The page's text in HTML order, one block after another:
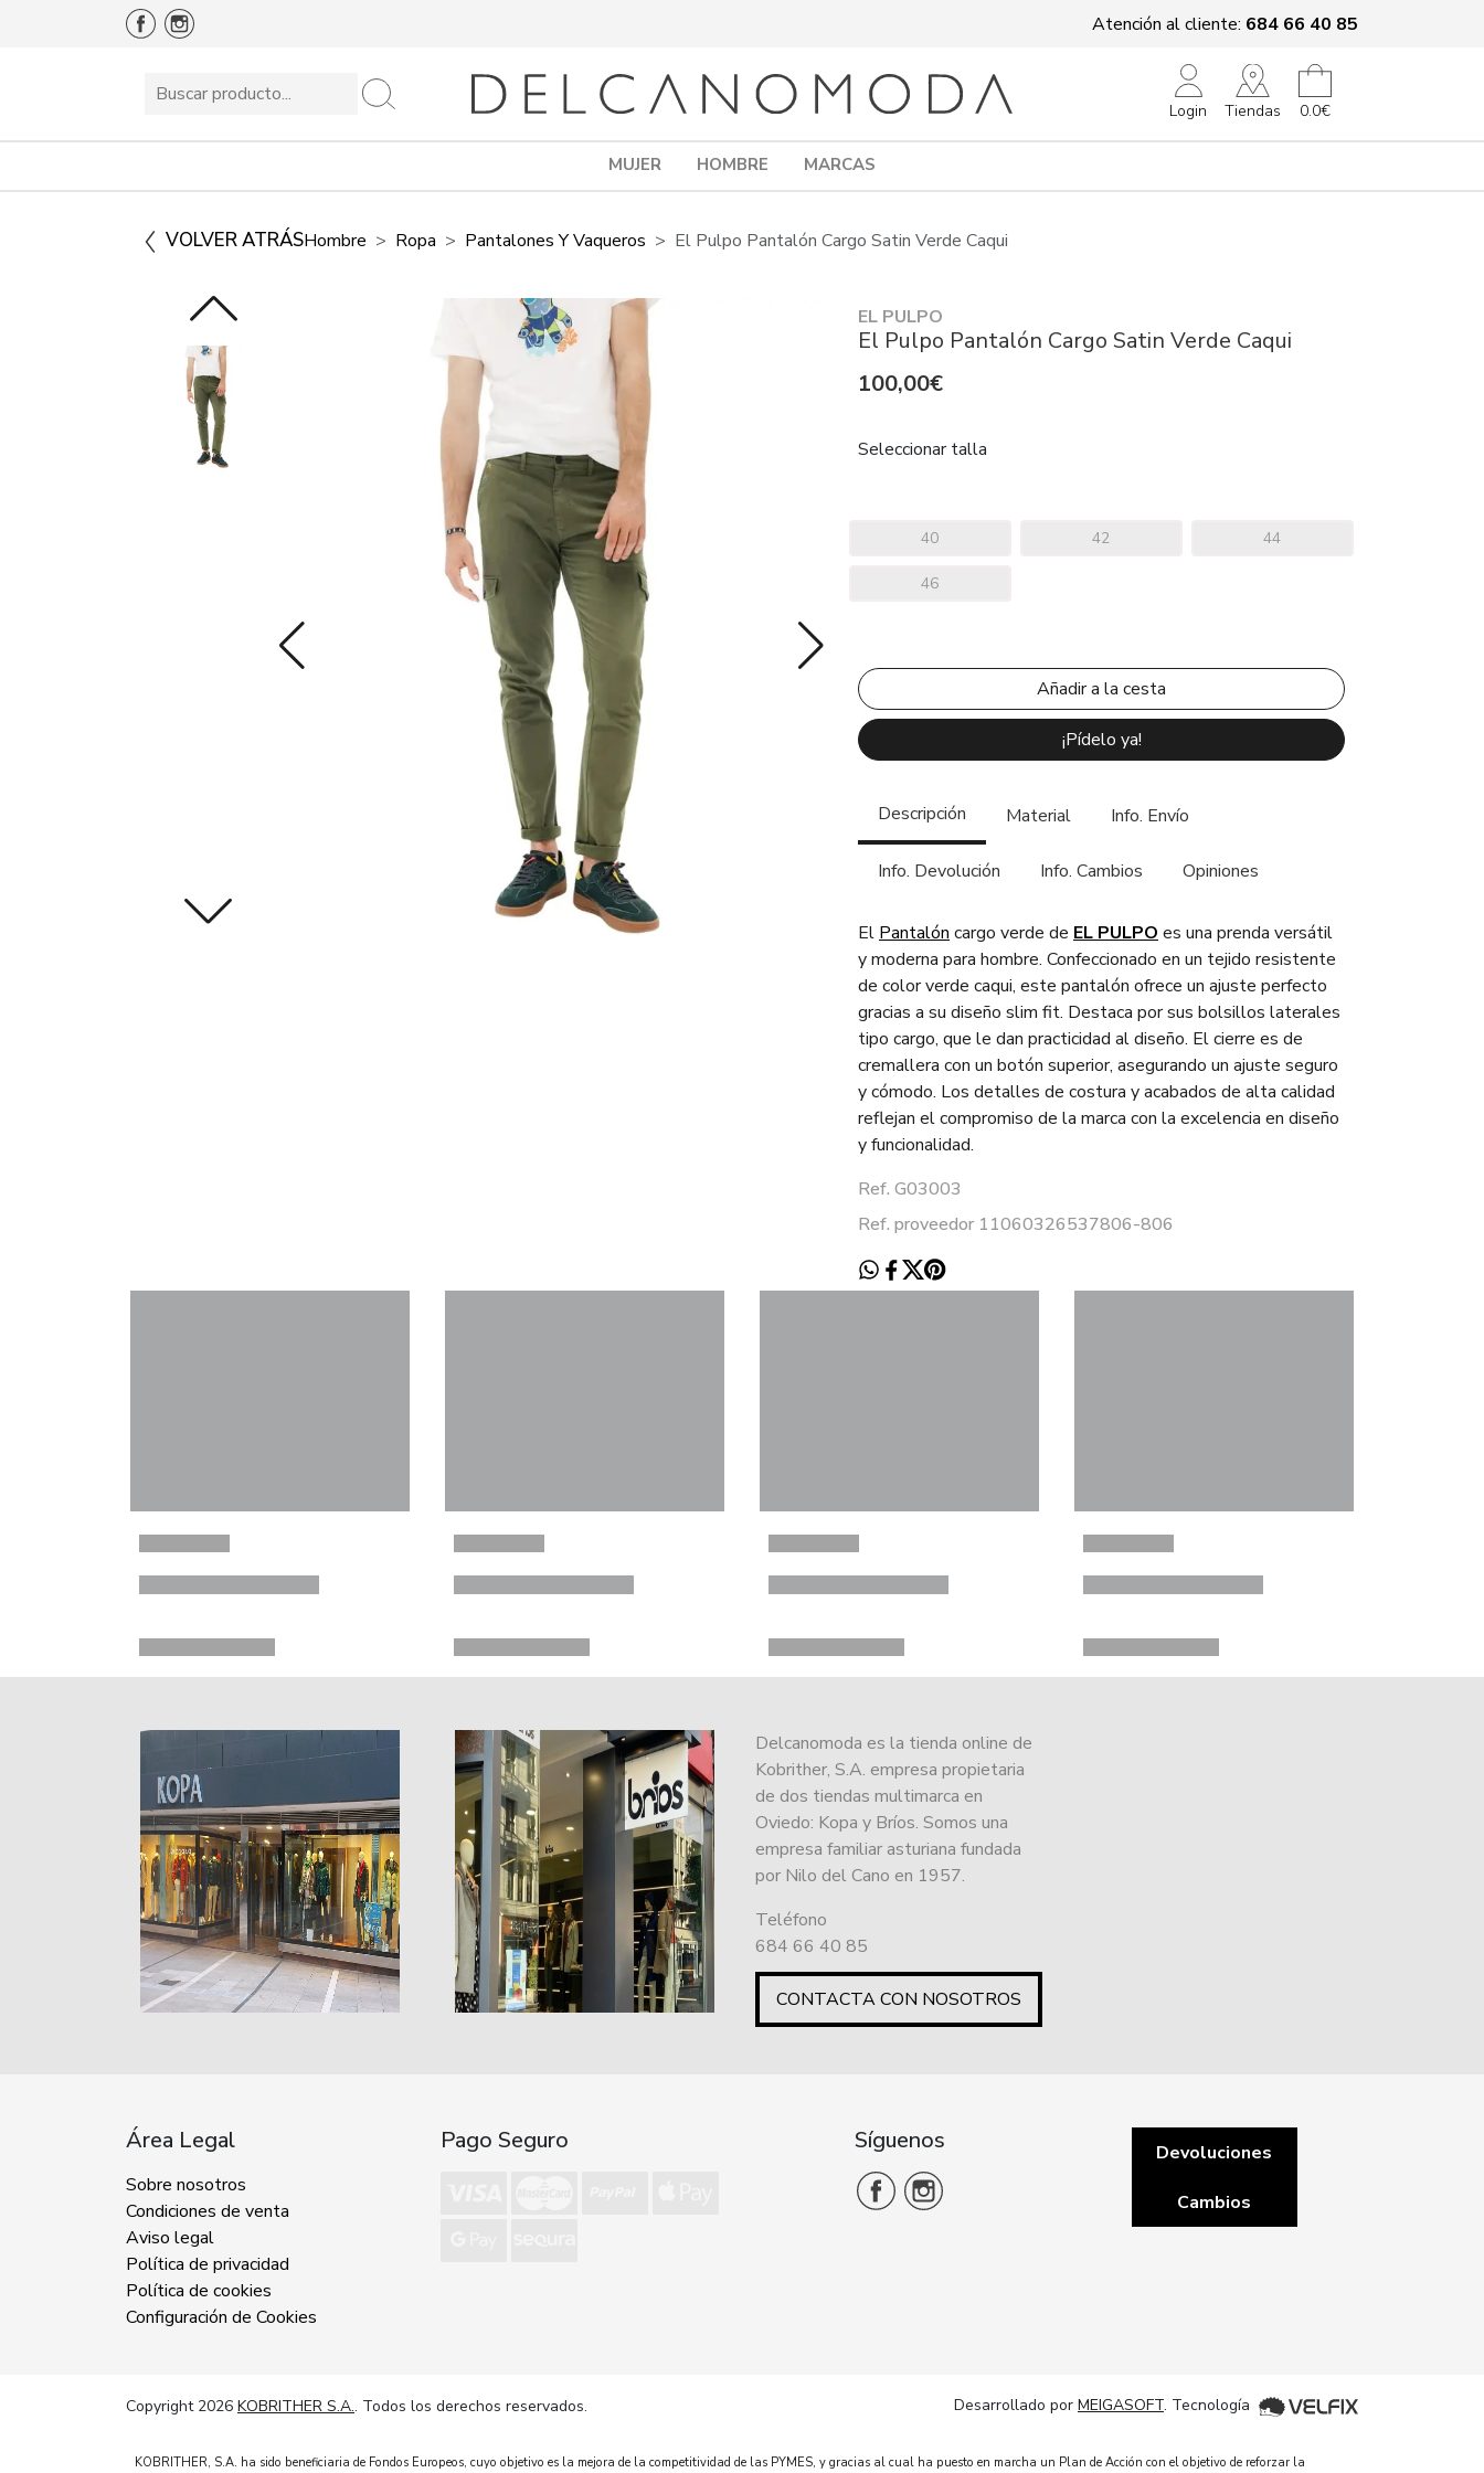
Atención al cliente: 684 66 40 85
Login Tiendas 0.0€
MUJER HOMBRE MARCAS
VOLVER ATRÁSHombre Ropa Pantalones Y Vaqueros El Pulpo Pantalón Cargo Satin Verde Caqui
EL PULPO
El Pulpo Pantalón Cargo Satin Verde Caqui
100,00€
Seleccionar talla
40 42 44
46
¡Pídelo ya!
Descripción Material Info. Envío
Info. Devolución Info. Cambios Opiniones
El Pantalón cargo verde de EL PULPO es una prenda versátil
y moderna para hombre. Confeccionado en un tejido resistente
de color verde caqui, este pantalón ofrece un ajuste perfecto
gracias a su diseño slim fit. Destaca por sus bolsillos laterales
tipo cargo, que le dan practicidad al diseño. El cierre es de
cremallera con un botón superior, asegurando un ajuste seguro
y cómodo. Los detalles de costura y acabados de alta calidad
reflejan el compromiso de la marca con la excelencia en diseño
y funcionalidad.
Ref. G03003
Ref. proveedor 11060326537806-806
Delcanomoda es la tienda online de
Kobrither, S.A. empresa propietaria
de dos tiendas multimarca en
Oviedo: Kopa y Bríos. Somos una
empresa familiar asturiana fundada
por Nilo del Cano en 1957.
Teléfono
684 66 40 85
CONTACTA CON NOSOTROS
Área Legal
Sobre nosotros
Condiciones de venta
Aviso legal
Política de privacidad
Política de cookies
Configuración de Cookies
Pago Seguro Síguenos Devoluciones
Cambios
Copyright 2026 KOBRITHER S.A.. Todos los derechos reservados. Desarrollado por MEIGASOFT. Tecnología
KOBRITHER, S.A. ha sido beneficiaria de Fondos Europeos, cuyo objetivo es la mejora de la competitividad de las PYMES, y gracias al cual ha puesto en marcha un Plan de Acción con el objetivo de reforzar la